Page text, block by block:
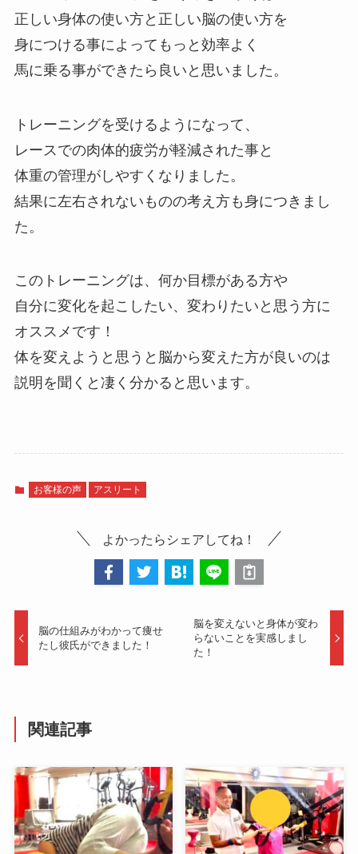
正しい身体の使い方と正しい脳の使い方を
身につける事によってもっと効率よく
馬に乗る事ができたら良いと思いました。
トレーニングを受けるようになって、
レースでの肉体的疲労が軽減された事と
体重の管理がしやすくなりました。
結果に左右されないものの考え方も身につきまし
た。
このトレーニングは、何か目標がある方や
自分に変化を起こしたい、変わりたいと思う方に
オススメです！
体を変えようと思うと脳から変えた方が良いのは
説明を聞くと凄く分かると思います。
お客様の声 アスリート
よかったらシェアしてね！
脳の仕組みがわかって痩せ
たし彼氏ができました！
脳を変えないと身体が変わ
らないことを実感しまし
た！
関連記事